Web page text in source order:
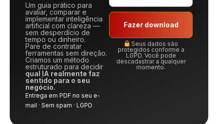
Um guia prático para
avaliar, comparar e
implementar inteligência
artificial com clareza —
sem desperdício de
tempo ou dinheiro.
Pare de contratar
ferramentas sem direção.
Criamos um método
estruturado para decidir
qual IA realmente faz
sentido para o seu
negócio.
Entrega em PDF no seu e-
mail · Sem spam · LGPD
Fazer download
Seus dados são
protegidos conforme a
LGPD. Você pode
descadastrar a qualquer
momento.